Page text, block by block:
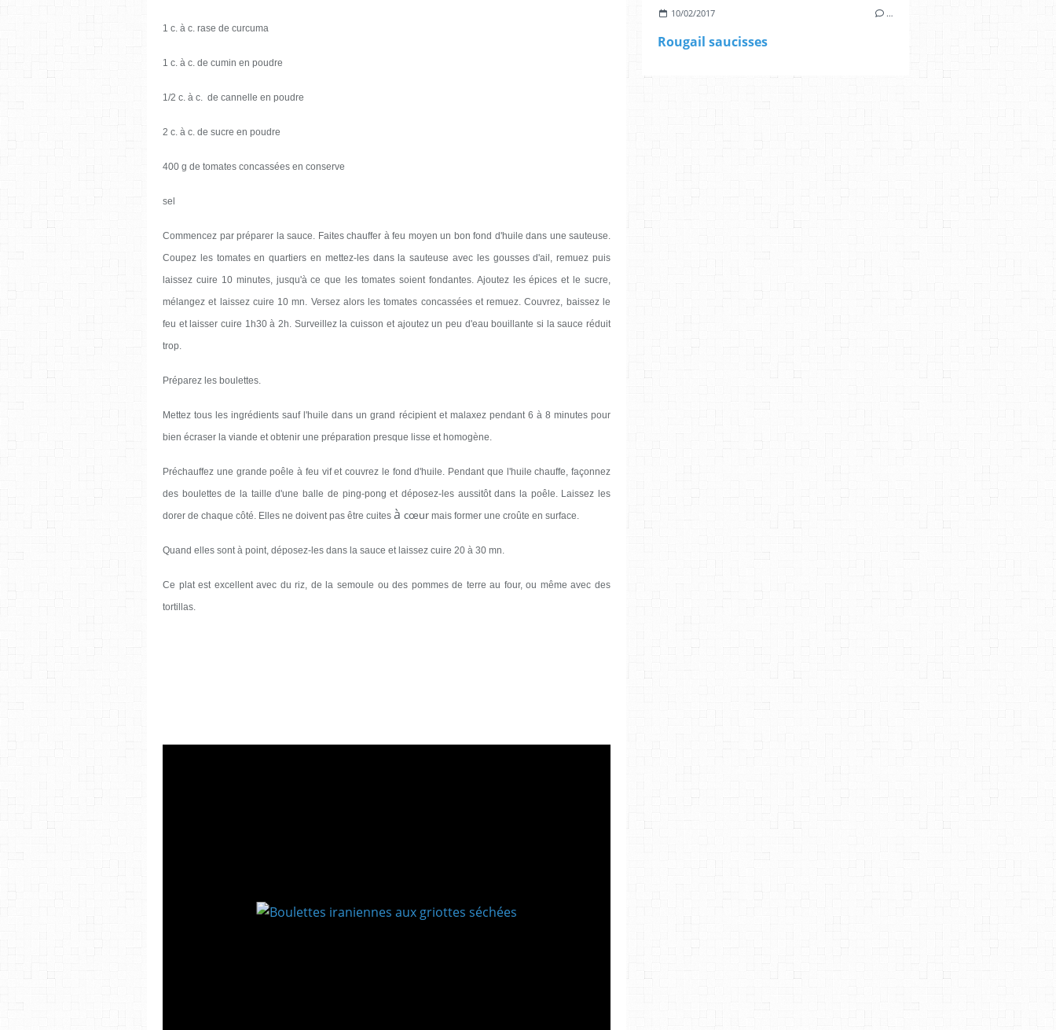
1 c. à c. rase de curcuma
1 c. à c. de cumin en poudre
1/2 c. à c. de cannelle en poudre
2 c. à c. de sucre en poudre
400 g de tomates concassées en conserve
sel
Commencez par préparer la sauce. Faites chauffer à feu moyen un bon fond d'huile dans une sauteuse.
Coupez les tomates en quartiers en mettez-les dans la sauteuse avec les gousses d'ail, remuez puis
laissez cuire 10 minutes, jusqu'à ce que les tomates soient fondantes. Ajoutez les épices et le sucre,
mélangez et laissez cuire 10 mn. Versez alors les tomates concassées et remuez. Couvrez, baissez le
feu et laisser cuire 1h30 à 2h. Surveillez la cuisson et ajoutez un peu d'eau bouillante si la sauce réduit
trop.
Préparez les boulettes.
Mettez tous les ingrédients sauf l'huile dans un grand récipient et malaxez pendant 6 à 8 minutes pour
bien écraser la viande et obtenir une préparation presque lisse et homogène.
Préchauffez une grande poêle à feu vif et couvrez le fond d'huile. Pendant que l'huile chauffe, façonnez
des boulettes de la taille d'une balle de ping-pong et déposez-les aussitôt dans la poêle. Laissez les
dorer de chaque côté. Elles ne doivent pas être cuites à cœur mais former une croûte en surface.
Quand elles sont à point, déposez-les dans la sauce et laissez cuire 20 à 30 mn.
Ce plat est excellent avec du riz, de la semoule ou des pommes de terre au four, ou même avec des
tortillas.
10/02/2017 …
Rougail saucisses